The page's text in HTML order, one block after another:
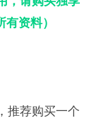
资料）
推荐购买一个